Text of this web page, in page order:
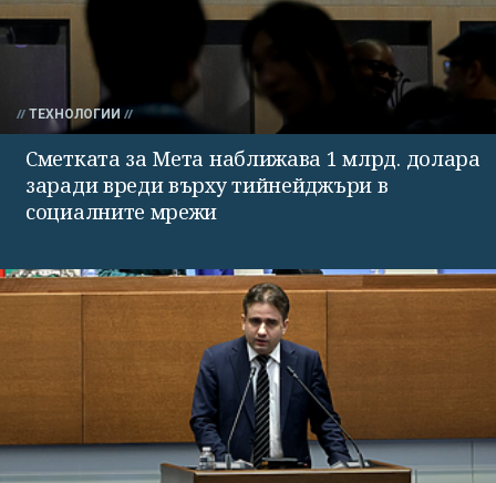
ТЕХНОЛОГИИ
Сметката за Мета наближава 1 млрд. долара
заради вреди върху тийнейджъри в
социалните мрежи